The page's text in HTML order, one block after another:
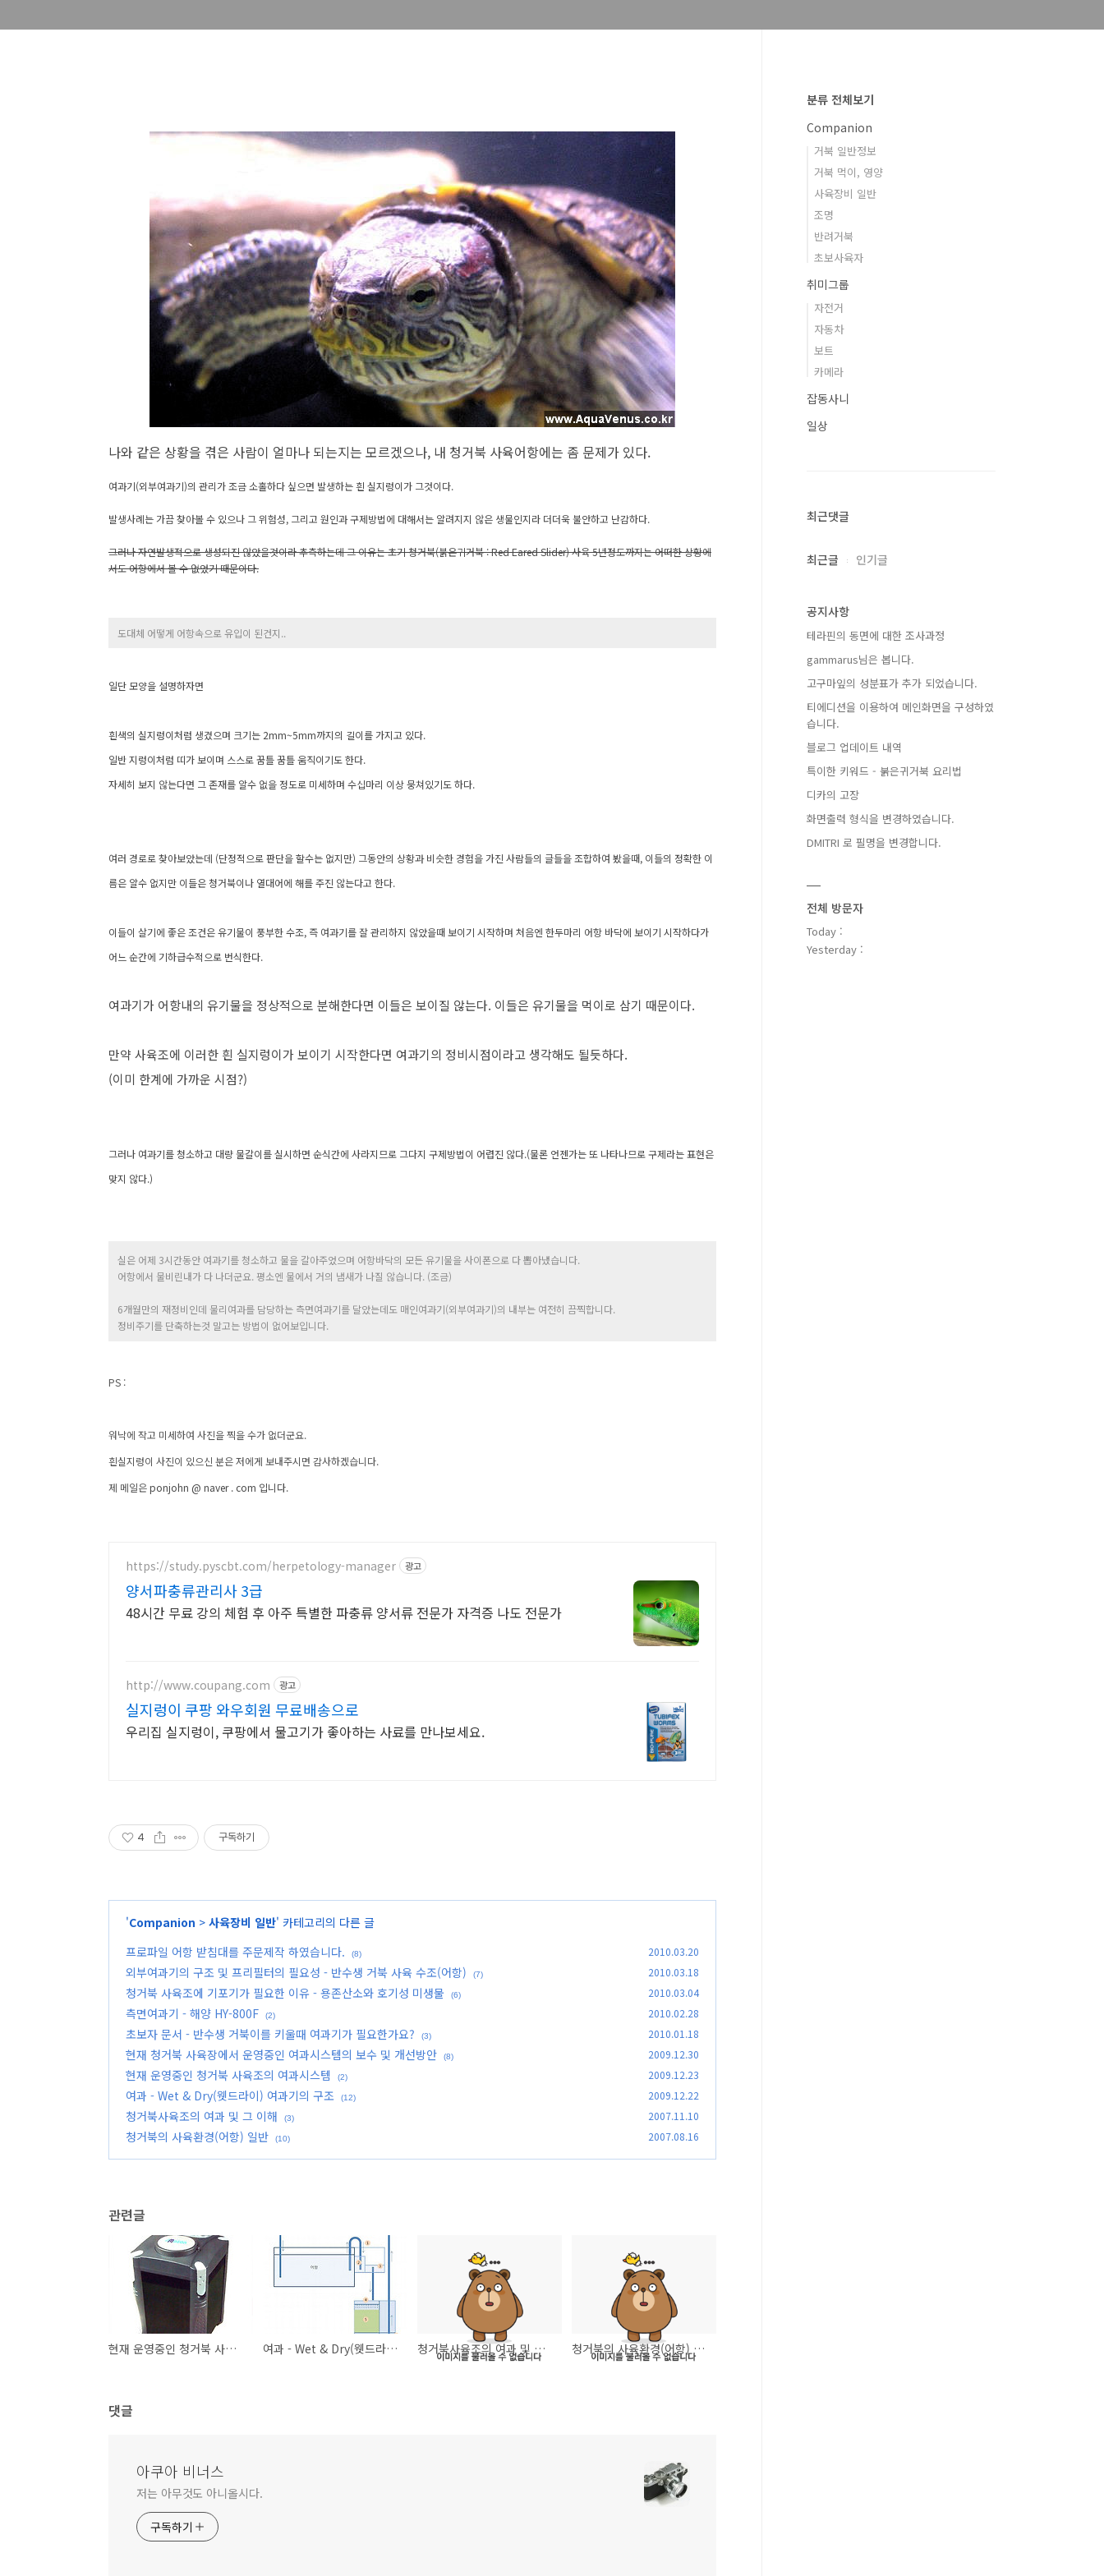
나와 같은 상황을 겪은 사람이 얼마나 되는지는 모르겠으나, 내 청거북 사육어항에는 좀 문제가 있다.
여과기(외부여과기)의 관리가 조금 소홀하다 싶으면 발생하는 흰 실지렁이가 그것이다.
발생사례는 가끔 찾아볼 수 있으나 그 위험성, 그리고 원인과 구제방법에 대해서는 알려지지 않은 생물인지라 더더욱 불안하고 난감하다.
그러나 자연발생적으로 생성되진 않았을것이라 추측하는데 그 이유는 초기 청거북(붉은귀거북 : Red Eared Slider) 사육 5년정도까지는 어떠한 상황에
서도 어항에서 볼 수 없었기 때문이다.
도대체 어떻게 어항속으로 유입이 된건지..
일단 모양을 설명하자면
흰색의 실지렁이처럼 생겼으며 크기는 2mm~5mm까지의 길이를 가지고 있다.
일반 지렁이처럼 띠가 보이며 스스로 꿈틀 꿈틀 움직이기도 한다.
자세히 보지 않는다면 그 존재를 알수 없을 정도로 미세하며 수십마리 이상 뭉쳐있기도 하다.
여러 경로로 찾아보았는데 (단정적으로 판단을 할수는 없지만) 그동안의 상황과 비슷한 경험을 가진 사람들의 글들을 조합하여 봤을때, 이들의 정확한 이
름은 알수 없지만 이들은 청거북이나 열대어에 해를 주진 않는다고 한다.
이들이 살기에 좋은 조건은 유기물이 풍부한 수조, 즉 여과기를 잘 관리하지 않았을때 보이기 시작하며 처음엔 한두마리 어항 바닥에 보이기 시작하다가
어느 순간에 기하급수적으로 번식한다.
여과기가 어항내의 유기물을 정상적으로 분해한다면 이들은 보이질 않는다. 이들은 유기물을 먹이로 삼기 때문이다.
만약 사육조에 이러한 흰 실지렁이가 보이기 시작한다면 여과기의 정비시점이라고 생각해도 될듯하다.
(이미 한계에 가까운 시점?)
그러나 여과기를 청소하고 대량 물갈이를 실시하면 순식간에 사라지므로 그다지 구제방법이 어렵진 않다.(물론 언젠가는 또 나타나므로 구제라는 표현은
맞지 않다.)
실은 어제 3시간동안 여과기를 청소하고 물을 갈아주었으며 어항바닥의 모든 유기물을 사이폰으로 다 뽑아냈습니다.
어항에서 물비린내가 다 나더군요. 평소엔 물에서 거의 냄새가 나질 않습니다. (조금)
6개월만의 재정비인데 물리여과를 담당하는 측면여과기를 달았는데도 매인여과기(외부여과기)의 내부는 여전히 끔찍합니다.
정비주기를 단축하는것 말고는 방법이 없어보입니다.
PS :
워낙에 작고 미세하여 사진을 찍을 수가 없더군요.
흰실지렁이 사진이 있으신 분은 저에게 보내주시면 감사하겠습니다.
제 메일은ponjohn @ naver . com 입니다.
https://study.pyscbt.com/herpetology-manager 광고
양서파충류관리사 3급
48시간 무료 강의 체험 후 아주 특별한 파충류 양서류 전문가 자격증 나도 전문가
http://www.coupang.com 광고
실지렁이 쿠팡 와우회원 무료배송으로
우리집 실지렁이, 쿠팡에서 물고기가 좋아하는 사료를 만나보세요.
4 구독하기
'Companion > 사육장비 일반' 카테고리의 다른 글
프로파일 어항 받침대를 주문제작 하였습니다.
(8) 2010.03.20
외부여과기의 구조 및 프리필터의 필요성 - 반수생 거북 사육 수조(어항) (7) 2010.03.18
청거북 사육조에 기포기가 필요한 이유 - 용존산소와 호기성 미생물 (6) 2010.03.04
측면여과기 - 해양 HY-800F (2) 2010.02.28
초보자 문서 - 반수생 거북이를 키울때 여과기가 필요한가요? (3) 2010.01.18
현재 청거북 사육장에서 운영중인 여과시스템의 보수 및 개선방안 (8) 2009.12.30
현재 운영중인 청거북 사육조의 여과시스템 (2) 2009.12.23
여과 - Wet & Dry(웻드라이) 여과기의 구조 (12) 2009.12.22
청거북사육조의 여과 및 그 이해 (3) 2007.11.10
청거북의 사육환경(어항) 일반 (10) 2007.08.16
관련글
현재 운영중인 청거북 사육조의 여과시스템 여과 - Wet & Dry(웻드라이) 여과기의 구조 청거북사육조의 여과 및 그 이해 청거북의 사육환경(어항) 일반
댓글
아쿠아 비너스
저는 아무것도 아니올시다.
구독하기
분류 전체보기
Companion
거북 일반정보
거북 먹이, 영양
사육장비 일반
조명
반려거북
초보사육자
취미그룹
자전거
자동차
보트
카메라
잡동사니
일상
최근댓글
최근글 인기글
공지사항
테라핀의 동면에 대한 조사과정
gammarus님은 봅니다.
고구마잎의 성분표가 추가 되었습니다.
티에디션을 이용하여 메인화면을 구성하였
습니다.
블로그 업데이트 내역
특이한 키워드 - 붉은귀거북 요리법
디카의 고장
화면출력 형식을 변경하였습니다.
DMITRI 로 필명을 변경합니다.
전체 방문자
Today :
Yesterday :